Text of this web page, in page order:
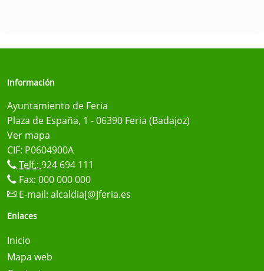
Información
Ayuntamiento de Feria
Plaza de España, 1 - 06390 Feria (Badajoz)
Ver mapa
CIF: P0604900A
Telf.: 924 694 111
Fax: 000 000 000
E-mail: alcaldia[@]feria.es
Enlaces
Inicio
Mapa web